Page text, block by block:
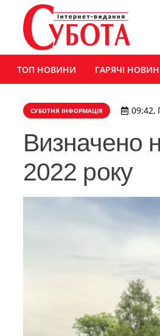
ТОП НОВИНИ ГАРЯЧІ
СУБОТНЯ ІНФОРМАЦІЯ 09:42,
Визначено
2022 року